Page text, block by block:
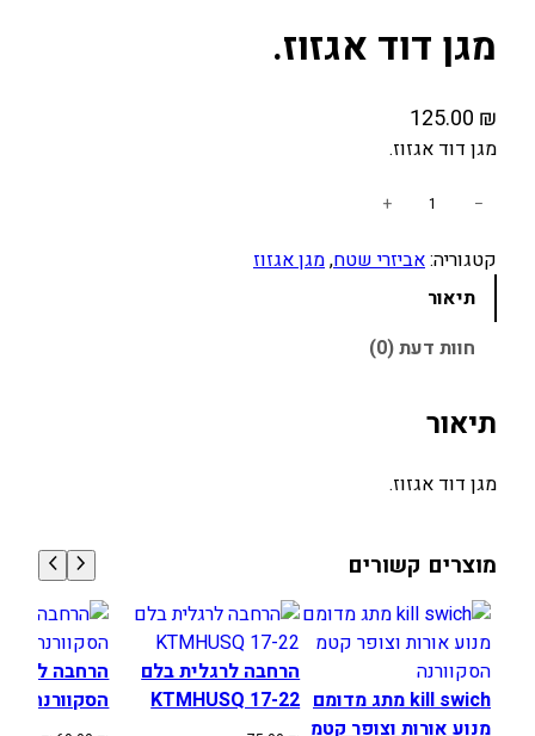
מגן דוד אגזוז.
125.00 ₪
מגן דוד אגזוז.
ו
ש
ן
ו
ג
−
+
קטגוריה:אביזרי שטח, מגן אגזוז
תיאור
חוות דעת (0)
תיאור
מגן דוד אגזוז.
מוצרים קשורים
kill swich מתג מדומם
מנוע אורות וצופר קטמ
הרחבה לרגלית בלם
KTMHUSQ 17-22
הרחבה
הסקוורנה